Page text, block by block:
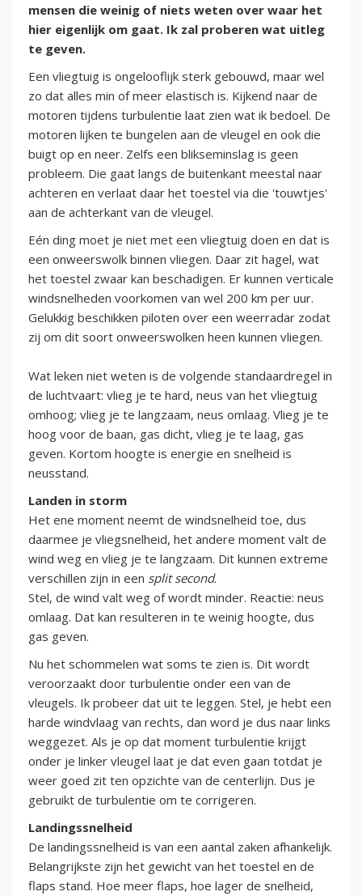
mensen die weinig of niets weten over waar het
hier eigenlijk om gaat. Ik zal proberen wat uitleg
te geven.
Een vliegtuig is ongelooflijk sterk gebouwd, maar wel
zo dat alles min of meer elastisch is. Kijkend naar de
motoren tijdens turbulentie laat zien wat ik bedoel. De
motoren lijken te bungelen aan de vleugel en ook die
buigt op en neer. Zelfs een blikseminslag is geen
probleem. Die gaat langs de buitenkant meestal naar
achteren en verlaat daar het toestel via die 'touwtjes'
aan de achterkant van de vleugel.
Eén ding moet je niet met een vliegtuig doen en dat is
een onweerswolk binnen vliegen. Daar zit hagel, wat
het toestel zwaar kan beschadigen. Er kunnen verticale
windsnelheden voorkomen van wel 200 km per uur.
Gelukkig beschikken piloten over een weerradar zodat
zij om dit soort onweerswolken heen kunnen vliegen.
Wat leken niet weten is de volgende standaardregel in
de luchtvaart: vlieg je te hard, neus van het vliegtuig
omhoog; vlieg je te langzaam, neus omlaag. Vlieg je te
hoog voor de baan, gas dicht, vlieg je te laag, gas
geven. Kortom hoogte is energie en snelheid is
neusstand.
Landen in storm
Het ene moment neemt de windsnelheid toe, dus
daarmee je vliegsnelheid, het andere moment valt de
wind weg en vlieg je te langzaam. Dit kunnen extreme
verschillen zijn in een split second.
Stel, de wind valt weg of wordt minder. Reactie: neus
omlaag. Dat kan resulteren in te weinig hoogte, dus
gas geven.
Nu het schommelen wat soms te zien is. Dit wordt
veroorzaakt door turbulentie onder een van de
vleugels. Ik probeer dat uit te leggen. Stel, je hebt een
harde windvlaag van rechts, dan word je dus naar links
weggezet. Als je op dat moment turbulentie krijgt
onder je linker vleugel laat je dat even gaan totdat je
weer goed zit ten opzichte van de centerlijn. Dus je
gebruikt de turbulentie om te corrigeren.
Landingssnelheid
De landingssnelheid is van een aantal zaken afhankelijk.
Belangrijkste zijn het gewicht van het toestel en de
flaps stand. Hoe meer flaps, hoe lager de snelheid,